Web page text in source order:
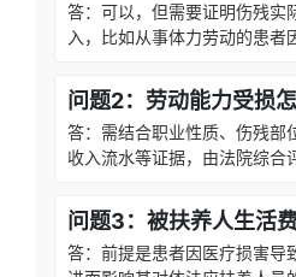
答：可以，但需要证明伤残实
入，比如从事体力劳动的患者
问题2：劳动能力受损怎
答：需结合职业性质、伤残部
收入流水等证据，由法院综合
问题3：被扶养人生活
答：前提是患者因医疗损害导